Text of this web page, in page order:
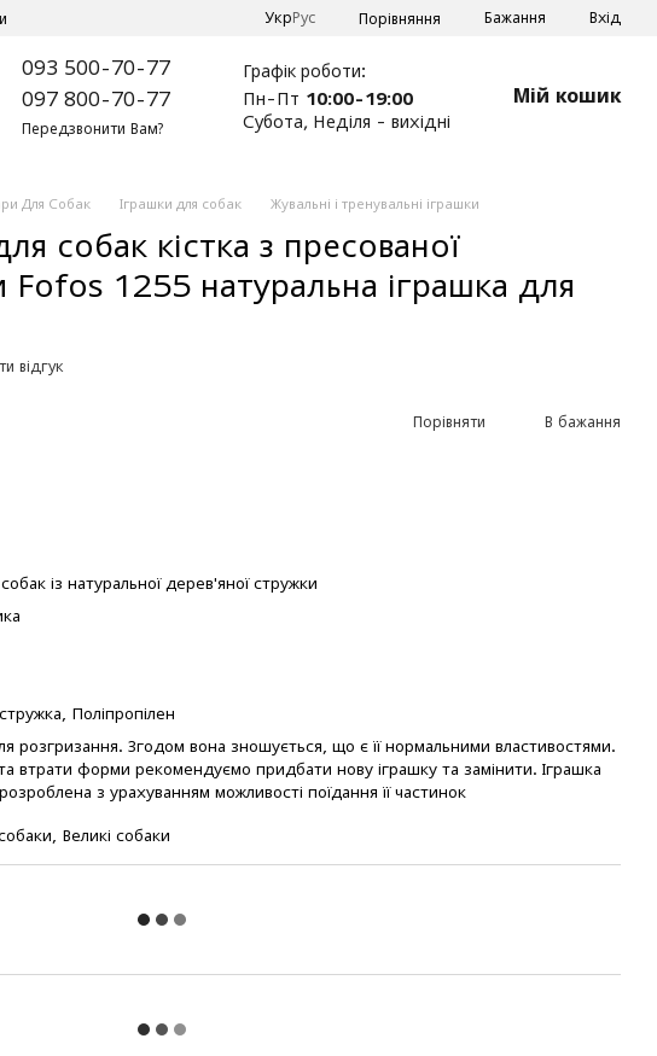
УкрРус Порівняння Бажання Вхід
093 500-70-77
097 800-70-77
Передзвонити Вам?
Графік роботи:
Пн-Пт 10:00-19:00
Субота, Неділя - вихідні
Мій кошик
Для Собак Іграшки для собак Жувальні і тренувальні іграшки
собак кістка з пресованої
Fofos 1255 натуральна іграшка для
відгук
Порівняти В бажання
із натуральної дерев'яної стружки
Поліпропілен
розгризання. Згодом вона зношується, що є її нормальними властивостями.
втрати форми рекомендуємо придбати нову іграшку та замінити. Іграшка
з урахуванням можливості поїдання її частинок
Великі собаки